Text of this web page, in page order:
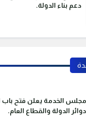
دعم بناء الدولة.
مجلس الخدمة يعلن فتح باب
دوائر الدولة والقطاع العام.